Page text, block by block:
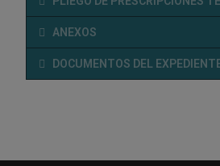
ANEXOS
DOCUMENTOS DEL